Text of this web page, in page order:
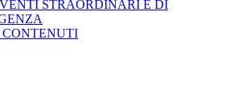
STRAORDINARI E DI